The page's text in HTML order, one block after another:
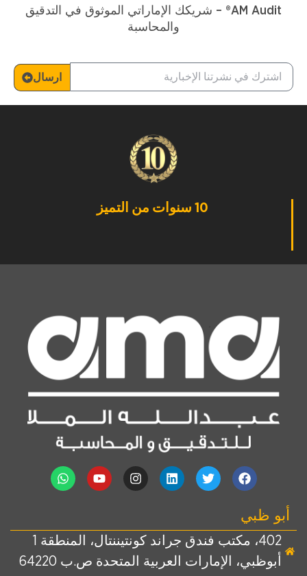
AM Audit® – شريكك الإماراتي الموثوق في التدقيق
والمحاسبة
ارسال
10 سنوات من التميز
أبو ظبي
402، مكتب فندق جراند كونتيننتال، المنطقة 1
أبوظبي، الإمارات العربية المتحدة ص.ب 64220